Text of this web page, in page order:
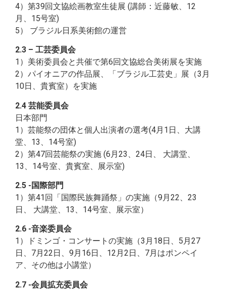
4）第39回文協絵画教室生徒展 (講師：近藤敏、12
月、15号室)
5） ブラジル日系美術館の運営
2.3 – 工芸委員会
1）美術委員会と共催で第6回文協総合美術展を実施
2）パイオニアの作品展、「ブラジル工芸史」展（3月
10日、貴賓室）を実施
2.4 芸能委員会
日本部門
1）芸能祭の団体と個人出演者の選考(4月1日、大講
堂、13、14号室)
2）第47回芸能祭の実施 (6月23、24日、 大講堂、
13、14号室、貴賓室、展示室)
2.5 -国際部門
1）第41回「国際民族舞踊祭」の実施（9月22、23
日、 大講堂、13、14号室、展示室）
2.6 -音楽委員会
1）ドミンゴ・コンサートの実施（3月18日、5月27
日、7月22日、9月16日、12月2日、7月はポンペイ
ア、その他は小講堂）
2.7 -会員拡充委員会